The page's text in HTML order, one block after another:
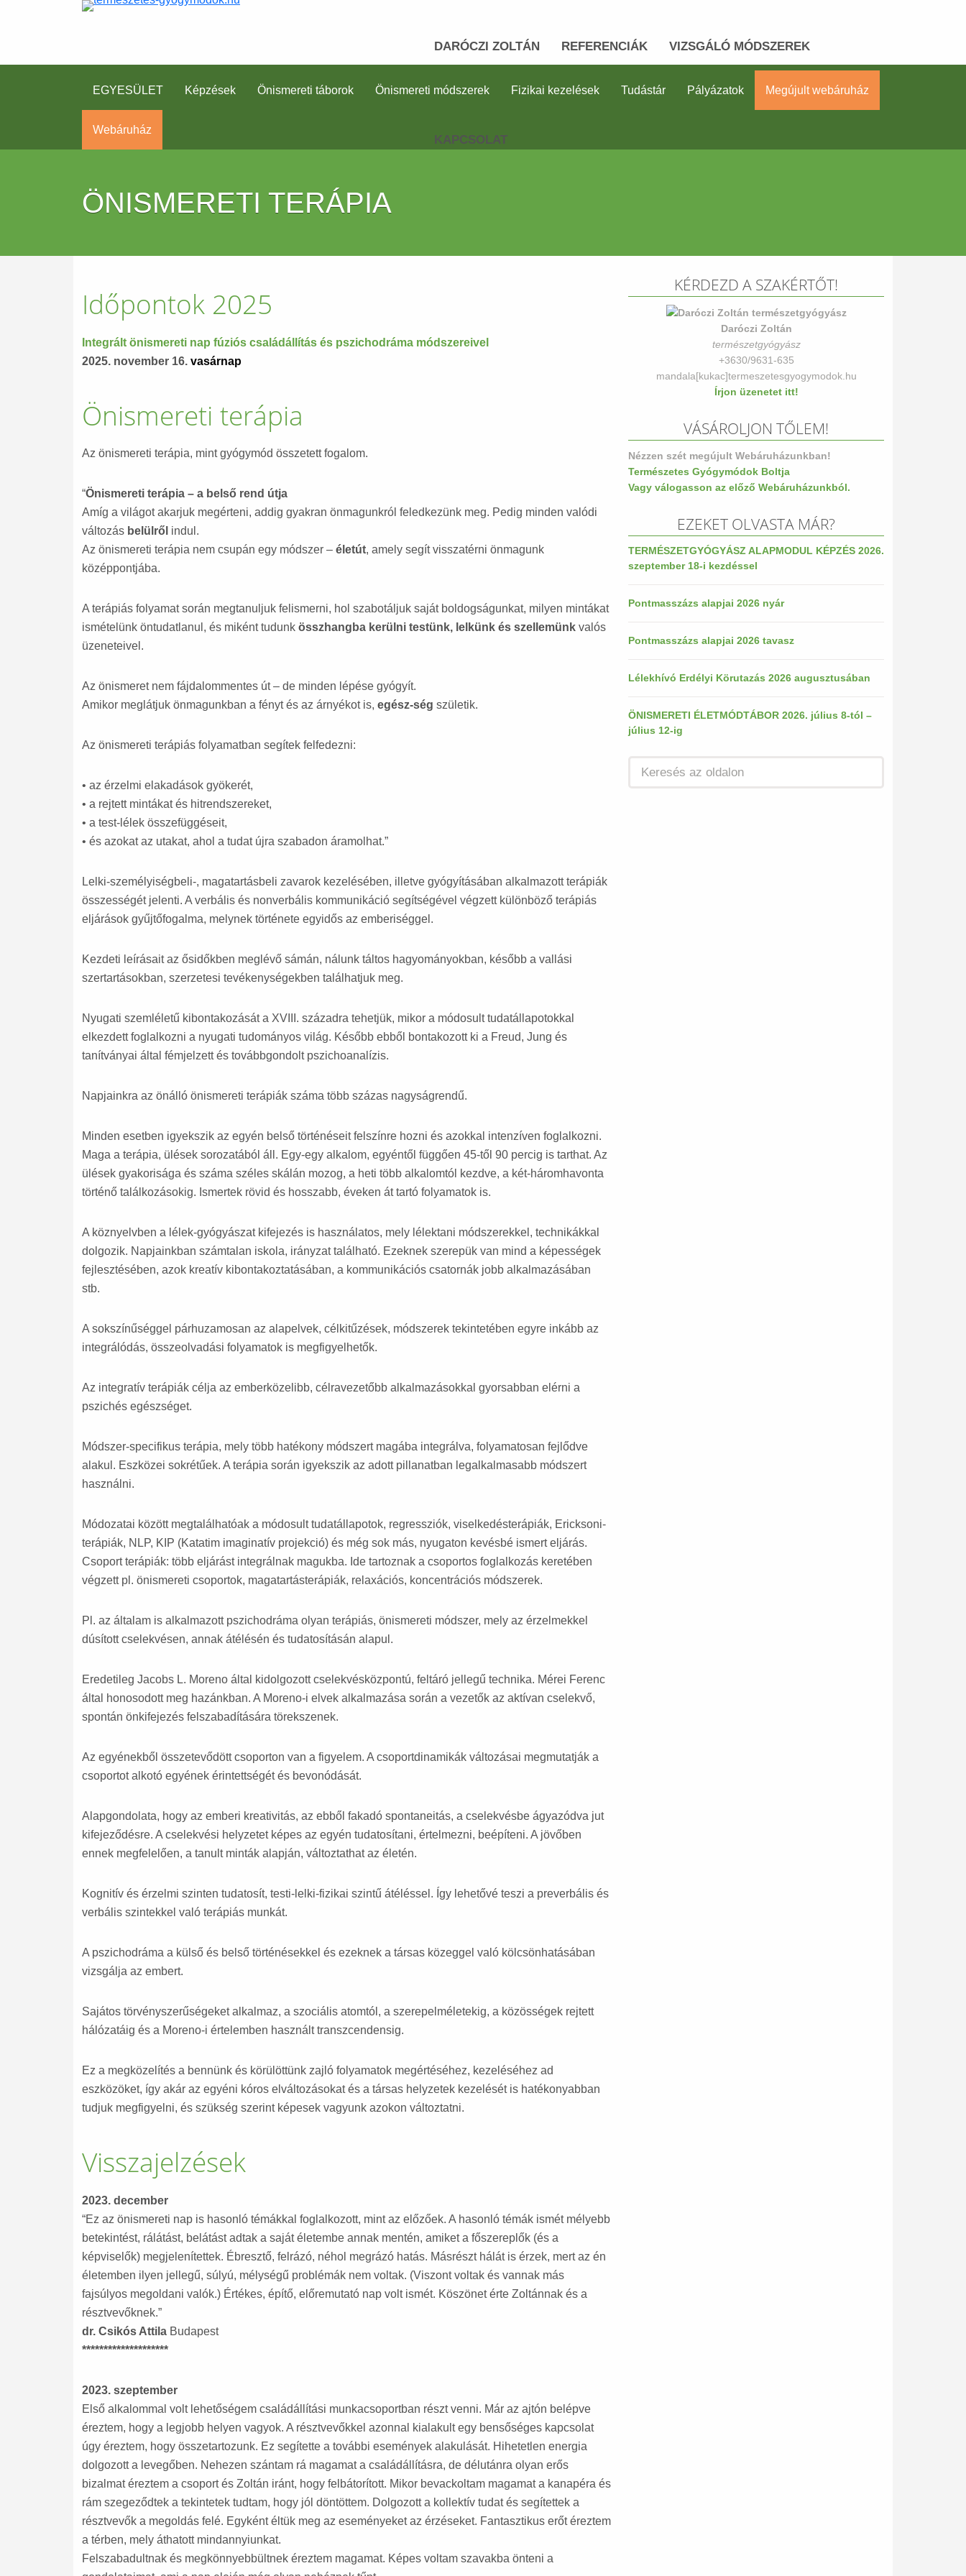
DARÓCZI ZOLTÁN REFERENCIÁK VIZSGÁLÓ MÓDSZEREK
KAPCSOLAT
EGYESÜLET Képzések Önismereti táborok Önismereti módszerek Fizikai kezelések Tudástár Pályázatok Megújult webáruház
Webáruház
ÖNISMERETI TERÁPIA
Időpontok 2025
Integrált önismereti nap fúziós családállítás és pszichodráma módszereivel
2025. november 16. vasárnap
Önismereti terápia
Az önismereti terápia, mint gyógymód összetett fogalom.
“Önismereti terápia – a belső rend útja
Amíg a világot akarjuk megérteni, addig gyakran önmagunkról feledkezünk meg. Pedig minden valódi
változás belülről indul.
Az önismereti terápia nem csupán egy módszer – életút, amely segít visszatérni önmagunk
középpontjába.
A terápiás folyamat során megtanuljuk felismerni, hol szabotáljuk saját boldogságunkat, milyen mintákat
ismételünk öntudatlanul, és miként tudunk összhangba kerülni testünk, lelkünk és szellemünk valós
üzeneteivel.
Az önismeret nem fájdalommentes út – de minden lépése gyógyít.
Amikor meglátjuk önmagunkban a fényt és az árnyékot is, egész-ség születik.
Az önismereti terápiás folyamatban segítek felfedezni:
• az érzelmi elakadások gyökerét,
• a rejtett mintákat és hitrendszereket,
• a test-lélek összefüggéseit,
• és azokat az utakat, ahol a tudat újra szabadon áramolhat.”
Lelki-személyiségbeli-, magatartásbeli zavarok kezelésében, illetve gyógyításában alkalmazott terápiák
összességét jelenti. A verbális és nonverbális kommunikáció segítségével végzett különböző terápiás
eljárások gyűjtőfogalma, melynek története egyidős az emberiséggel.
Kezdeti leírásait az ősidőkben meglévő sámán, nálunk táltos hagyományokban, később a vallási
szertartásokban, szerzetesi tevékenységekben találhatjuk meg.
Nyugati szemléletű kibontakozását a XVIII. századra tehetjük, mikor a módosult tudatállapotokkal
elkezdett foglalkozni a nyugati tudományos világ. Később ebből bontakozott ki a Freud, Jung és
tanítványai által fémjelzett és továbbgondolt pszichoanalízis.
Napjainkra az önálló önismereti terápiák száma több százas nagyságrendű.
Minden esetben igyekszik az egyén belső történéseit felszínre hozni és azokkal intenzíven foglalkozni.
Maga a terápia, ülések sorozatából áll. Egy-egy alkalom, egyéntől függően 45-től 90 percig is tarthat. Az
ülések gyakorisága és száma széles skálán mozog, a heti több alkalomtól kezdve, a két-háromhavonta
történő találkozásokig. Ismertek rövid és hosszabb, éveken át tartó folyamatok is.
A köznyelvben a lélek-gyógyászat kifejezés is használatos, mely lélektani módszerekkel, technikákkal
dolgozik. Napjainkban számtalan iskola, irányzat található. Ezeknek szerepük van mind a képességek
fejlesztésében, azok kreatív kibontakoztatásában, a kommunikációs csatornák jobb alkalmazásában
stb.
A sokszínűséggel párhuzamosan az alapelvek, célkitűzések, módszerek tekintetében egyre inkább az
integrálódás, összeolvadási folyamatok is megfigyelhetők.
Az integratív terápiák célja az emberközelibb, célravezetőbb alkalmazásokkal gyorsabban elérni a
pszichés egészséget.
Módszer-specifikus terápia, mely több hatékony módszert magába integrálva, folyamatosan fejlődve
alakul. Eszközei sokrétűek. A terápia során igyekszik az adott pillanatban legalkalmasabb módszert
használni.
Módozatai között megtalálhatóak a módosult tudatállapotok, regressziók, viselkedésterápiák, Ericksoni-
terápiák, NLP, KIP (Katatim imaginatív projekció) és még sok más, nyugaton kevésbé ismert eljárás.
Csoport terápiák: több eljárást integrálnak magukba. Ide tartoznak a csoportos foglalkozás keretében
végzett pl. önismereti csoportok, magatartásterápiák, relaxációs, koncentrációs módszerek.
Pl. az általam is alkalmazott pszichodráma olyan terápiás, önismereti módszer, mely az érzelmekkel
dúsított cselekvésen, annak átélésén és tudatosításán alapul.
Eredetileg Jacobs L. Moreno által kidolgozott cselekvésközpontú, feltáró jellegű technika. Mérei Ferenc
által honosodott meg hazánkban. A Moreno-i elvek alkalmazása során a vezetők az aktívan cselekvő,
spontán önkifejezés felszabadítására törekszenek.
Az egyénekből összetevődött csoporton van a figyelem. A csoportdinamikák változásai megmutatják a
csoportot alkotó egyének érintettségét és bevonódását.
Alapgondolata, hogy az emberi kreativitás, az ebből fakadó spontaneitás, a cselekvésbe ágyazódva jut
kifejeződésre. A cselekvési helyzetet képes az egyén tudatosítani, értelmezni, beépíteni. A jövőben
ennek megfelelően, a tanult minták alapján, változtathat az életén.
Kognitív és érzelmi szinten tudatosít, testi-lelki-fizikai szintű átéléssel. Így lehetővé teszi a preverbális és
verbális szintekkel való terápiás munkát.
A pszichodráma a külső és belső történésekkel és ezeknek a társas közeggel való kölcsönhatásában
vizsgálja az embert.
Sajátos törvényszerűségeket alkalmaz, a szociális atomtól, a szerepelméletekig, a közösségek rejtett
hálózatáig és a Moreno-i értelemben használt transzcendensig.
Ez a megközelítés a bennünk és körülöttünk zajló folyamatok megértéséhez, kezeléséhez ad
eszközöket, így akár az egyéni kóros elváltozásokat és a társas helyzetek kezelését is hatékonyabban
tudjuk megfigyelni, és szükség szerint képesek vagyunk azokon változtatni.
Visszajelzések
2023. december
“Ez az önismereti nap is hasonló témákkal foglalkozott, mint az előzőek. A hasonló témák ismét mélyebb
betekintést, rálátást, belátást adtak a saját életembe annak mentén, amiket a főszereplők (és a
képviselők) megjelenítettek. Ébresztő, felrázó, néhol megrázó hatás. Másrészt hálát is érzek, mert az én
életemben ilyen jellegű, súlyú, mélységű problémák nem voltak. (Viszont voltak és vannak más
fajsúlyos megoldani valók.) Értékes, építő, előremutató nap volt ismét. Köszönet érte Zoltánnak és a
résztvevőknek.”
dr. Csikós Attila Budapest
********************
2023. szeptember
Első alkalommal volt lehetőségem családállítási munkacsoportban részt venni. Már az ajtón belépve
éreztem, hogy a legjobb helyen vagyok. A résztvevőkkel azonnal kialakult egy bensőséges kapcsolat
úgy éreztem, hogy összetartozunk. Ez segítette a további események alakulását. Hihetetlen energia
dolgozott a levegőben. Nehezen szántam rá magamat a családállításra, de délutánra olyan erős
bizalmat éreztem a csoport és Zoltán iránt, hogy felbátorított. Mikor bevackoltam magamat a kanapéra és
rám szegeződtek a tekintetek tudtam, hogy jól döntöttem. Dolgozott a kollektív tudat és segítettek a
résztvevők a megoldás felé. Egyként éltük meg az eseményeket az érzéseket. Fantasztikus erőt éreztem
a térben, mely áthatott mindannyiunkat.
Felszabadultnak és megkönnyebbültnek éreztem magamat. Képes voltam szavakba önteni a
KÉRDEZD A SZAKÉRTŐT!
Daróczi Zoltán
természetgyógyász
+3630/9631-635
mandala[kukac]termeszetesgyogymodok.hu
Írjon üzenetet itt!
VÁSÁROLJON TŐLEM!
Nézzen szét megújult Webáruházunkban!
Természetes Gyógymódok Boltja
Vagy válogasson az előző Webáruházunkból.
EZEKET OLVASTA MÁR?
TERMÉSZETGYÓGYÁSZ ALAPMODUL KÉPZÉS 2026.
szeptember 18-i kezdéssel
Pontmasszázs alapjai 2026 nyár
Pontmasszázs alapjai 2026 tavasz
Lélekhívó Erdélyi Körutazás 2026 augusztusában
ÖNISMERETI ÉLETMÓDTÁBOR 2026. július 8-tól –
július 12-ig